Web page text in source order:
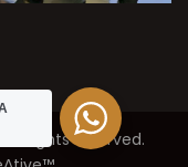
rights reserved.